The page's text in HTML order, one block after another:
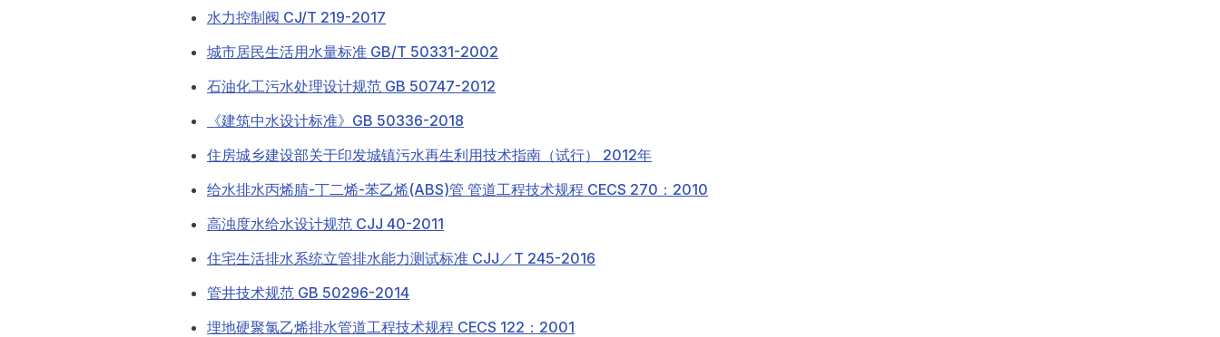
水力控制阀 CJ/T 219-2017
城市居民生活用水量标准 GB/T 50331-2002
石油化工污水处理设计规范 GB 50747-2012
《建筑中水设计标准》GB 50336-2018
住房城乡建设部关于印发城镇污水再生利用技术指南（试行） 2012年
给水排水丙烯腈-丁二烯-苯乙烯(ABS)管 管道工程技术规程 CECS 270：2010
高浊度水给水设计规范 CJJ 40-2011
住宅生活排水系统立管排水能力测试标准 CJJ／T 245-2016
管井技术规范 GB 50296-2014
埋地硬聚氯乙烯排水管道工程技术规程 CECS 122：2001